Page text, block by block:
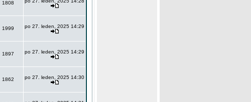
1808
1999 po 27. leden, 2025 14:29
1897 po 27. leden, 2025 14:29
1862 po 27. leden, 2025 14:30